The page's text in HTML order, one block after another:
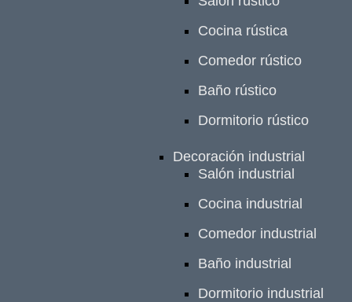
Cocina rústica
Comedor rústico
Baño rústico
Dormitorio rústico
Decoración industrial
Salón industrial
Cocina industrial
Comedor industrial
Baño industrial
Dormitorio industrial